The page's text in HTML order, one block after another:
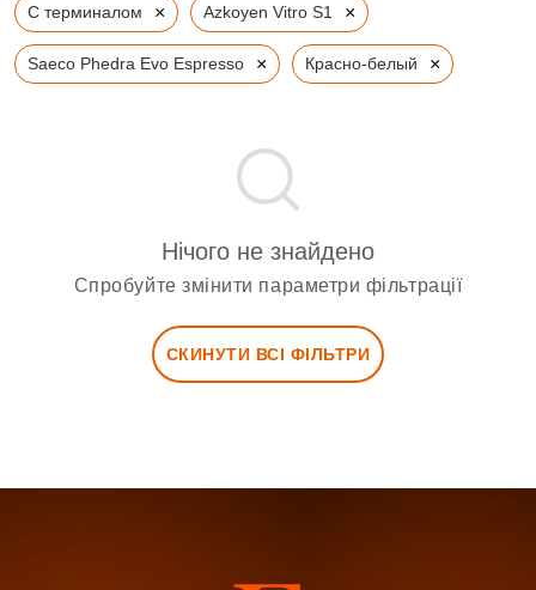
С терминалом × Azkoyen Vitro S1 ×
Saeco Phedra Evo Espresso × Красно-белый ×
Нічого не знайдено
Спробуйте змінити параметри фільтрації
СКИНУТИ ВСІ ФІЛЬТРИ